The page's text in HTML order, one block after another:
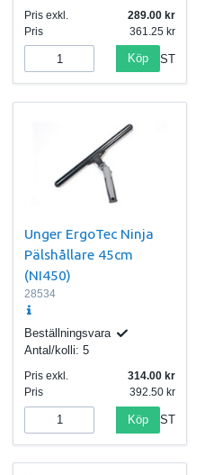
Pris exkl.
289.00
Pris
361.25
Köp ST
Unger ErgoTec Ninja
Pälshållare 45cm
(NI450)
28534
Beställningsvara
Antal/kolli: 5
Pris exkl.
314.00
Pris
392.50
Köp ST